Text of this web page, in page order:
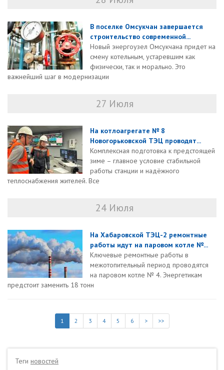
В поселке Омсукчан завершается
строительство современной...
Новый энергоузел Омсукчана придет на
смену котельным, устаревшим как
физически, так и морально. Это
важнейший шаг в модернизации
27 Июля
На котлоагрегате № 8
Новогорьковской ТЭЦ проводят...
Комплексная подготовка к предстоящей
зиме – главное условие стабильной
работы станции и надёжного
теплоснабжения жителей. Все
24 Июля
На Хабаровской ТЭЦ-2 ремонтные
работы идут на паровом котле №...
Ключевые ремонтные работы в
межотопительный период проводятся
на паровом котле № 4. Энергетикам
предстоит заменить 18 тонн
1 2 3 4 5 6 > >>
Теги новостей